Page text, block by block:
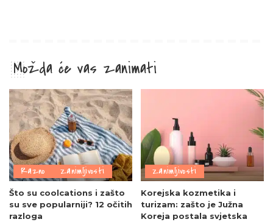
Možda će vas zanimati
Razno Zanimljivosti
Što su coolcations i zašto
su sve popularniji? 12 očitih
razloga
Zanimljivosti
Korejska kozmetika i
turizam: zašto je Južna
Koreja postala svjetska